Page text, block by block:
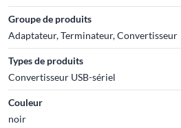
Groupe de produits
Adaptateur, Terminateur, Convertisseur
Types de produits
Convertisseur USB-sériel
Couleur
noir